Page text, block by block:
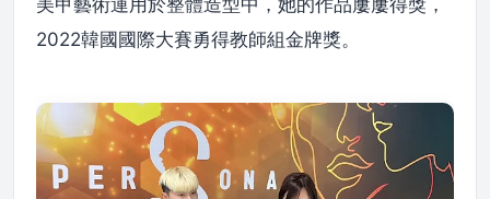
美甲藝術運用於整體造型中，她的作品屢屢得獎，
2022韓國國際大賽勇得教師組金牌獎。